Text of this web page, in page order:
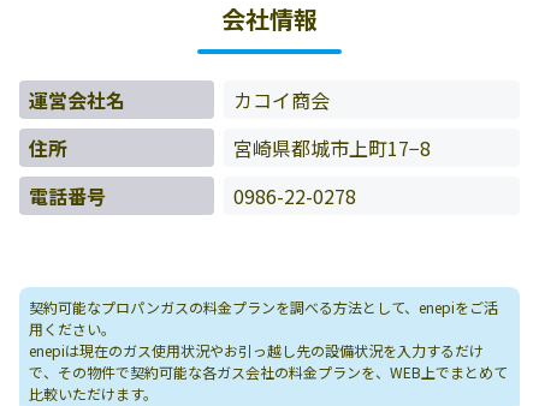
会社情報
運営会社名
カコイ商会
住所
宮崎県都城市上町17−8
電話番号
0986-22-0278
契約可能なプロパンガスの料金プランを調べる方法として、enepiをご活
用ください。
enepiは現在のガス使用状況やお引っ越し先の設備状況を入力するだけ
で、その物件で契約可能な各ガス会社の料金プランを、WEB上でまとめて
比較いただけます。